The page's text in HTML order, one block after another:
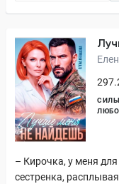
– Кирочка, у меня
сестренка,